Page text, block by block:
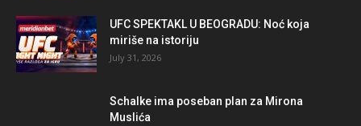
UFC SPEKTAKL U BEOGRADU: Noć koja
miriše na istoriju
July 31, 2026
Schalke ima poseban plan za Mirona
Muslića